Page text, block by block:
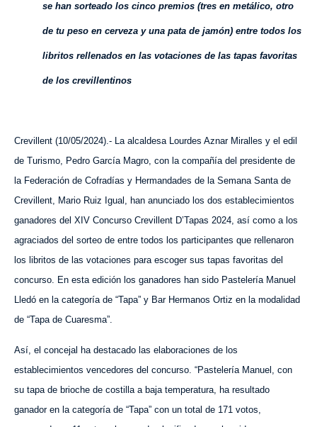
se han sorteado los cinco premios (tres en metálico, otro
de tu peso en cerveza y una pata de jamón) entre todos los
libritos rellenados en las votaciones de las tapas favoritas
de los crevillentinos
Crevillent (10/05/2024).- La alcaldesa Lourdes Aznar Miralles y el edil
de Turismo, Pedro García Magro, con la compañía del presidente de
la Federación de Cofradías y Hermandades de la Semana Santa de
Crevillent, Mario Ruiz Igual, han anunciado los dos establecimientos
ganadores del XIV Concurso Crevillent D’Tapas 2024, así como a los
agraciados del sorteo de entre todos los participantes que rellenaron
los libritos de las votaciones para escoger sus tapas favoritas del
concurso. En esta edición los ganadores han sido Pastelería Manuel
Lledó en la categoría de “Tapa” y Bar Hermanos Ortiz en la modalidad
de “Tapa de Cuaresma”.
Así, el concejal ha destacado las elaboraciones de los
establecimientos vencedores del concurso. “Pastelería Manuel, con
su tapa de brioche de costilla a baja temperatura, ha resultado
ganador en la categoría de “Tapa” con un total de 171 votos,